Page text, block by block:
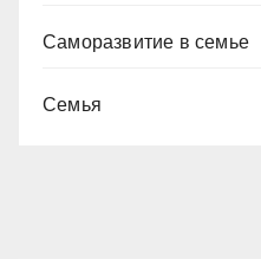
Саморазвитие в семье
Семья